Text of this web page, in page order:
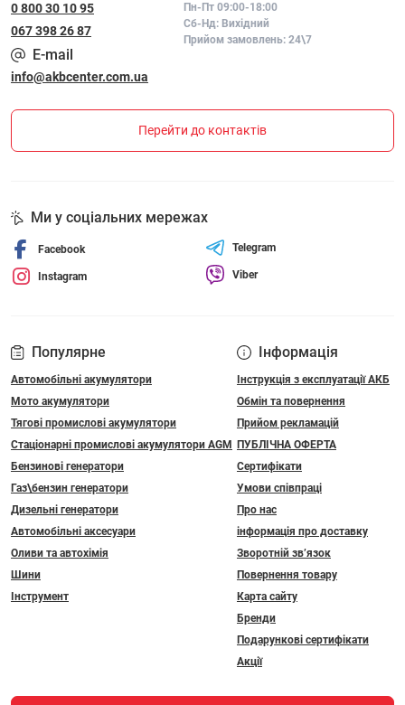
0 800 30 10 95
067 398 26 87
Пн-Пт 09:00-18:00
Сб-Нд: Вихідний
Прийом замовлень: 24\7
E-mail
info@akbcenter.com.ua
Перейти до контактів
Популярне
Автомобільні акумулятори
Мото акумулятори
Тягові промислові акумулятори
Стаціонарні промислові акумулятори АGM
Бензинові генератори
Газ\бензин генератори
Дизельні генератори
Автомобільні аксесуари
Оливи та автохімія
Шини
Інструмент
Інформація
Інструкція з експлуатації АКБ
Обмін та повернення
Прийом рекламацій
ПУБЛІЧНА ОФЕРТА
Сертифікати
Умови співпраці
Про нас
інформація про доставку
Зворотній зв’язок
Повернення товару
Карта сайту
Бренди
Подарункові сертифікати
Акції
Ми у соціальних мережах
Facebook
Instagram
Telegram
Viber